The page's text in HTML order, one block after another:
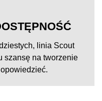
linia Scout
szansę na tworzenie